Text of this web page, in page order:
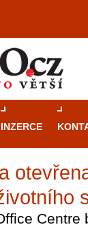
INZERCE